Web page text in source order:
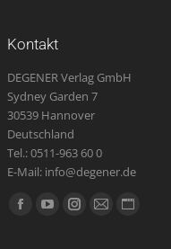
Kontakt
DEGENER Verlag GmbH
Sydney Garden 7
30539 Hannover
Deutschland
Tel.: 0511-963 60 0
E-Mail: info@degener.de
Finden Sie uns auf:
FacebookYouTubeInstagram
E-
Website